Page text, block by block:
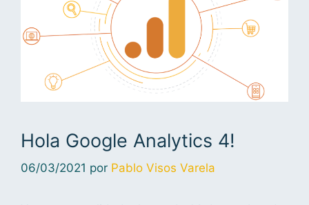
Hola Google Analytics 4!
06/03/2021 por Pablo Visos Varela